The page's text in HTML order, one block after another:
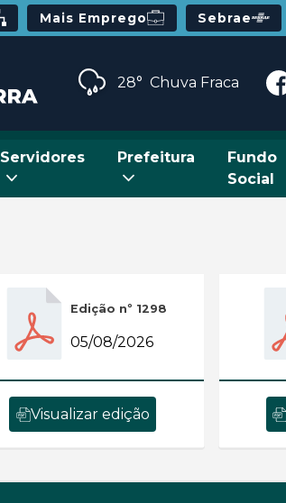
Mais Emprego Sebrae
28° Chuva Fraca
Servidores Prefeitura
Fundo
Social
Edição nº 1298
05/08/2026
Visualizar edição